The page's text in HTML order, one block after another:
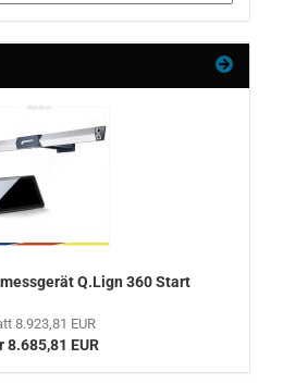
Q.Lign 360 Start
8.923,81 EUR
8.685,81 EUR